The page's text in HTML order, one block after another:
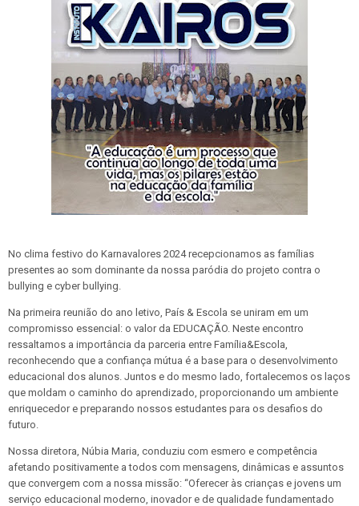
No clima festivo do Karnavalores 2024 recepcionamos as famílias
presentes ao som dominante da nossa paródia do projeto contra o
bullying e cyber bullying.
Na primeira reunião do ano letivo, País & Escola se uniram em um
compromisso essencial: o valor da EDUCAÇÃO. Neste encontro
ressaltamos a importância da parceria entre Família&Escola,
reconhecendo que a confiança mútua é a base para o desenvolvimento
educacional dos alunos. Juntos e do mesmo lado, fortalecemos os laços
que moldam o caminho do aprendizado, proporcionando um ambiente
enriquecedor e preparando nossos estudantes para os desafios do
futuro.
Nossa diretora, Núbia Maria, conduziu com esmero e competência
afetando positivamente a todos com mensagens, dinâmicas e assuntos
que convergem com a nossa missão: “Oferecer às crianças e jovens um
serviço educacional moderno, inovador e de qualidade fundamentado